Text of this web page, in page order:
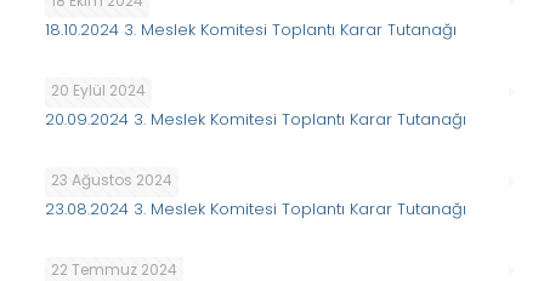
18.10.2024 3. Meslek Komitesi Toplantı Karar Tutanağı
20 Eylül 2024
20.09.2024 3. Meslek Komitesi Toplantı Karar Tutanağı
23 Ağustos 2024
23.08.2024 3. Meslek Komitesi Toplantı Karar Tutanağı
22 Temmuz 2024